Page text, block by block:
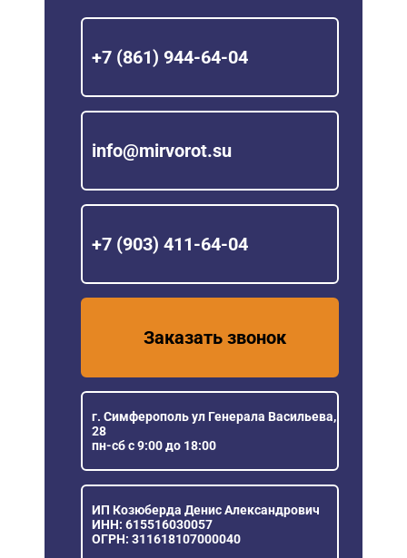
+7 (861) 944-64-04
info@mirvorot.su
+7 (903) 411-64-04
Заказать звонок
г. Симферополь ул Генерала Васильева,
28
пн-сб с 9:00 до 18:00
ИП Козюберда Денис Александрович
ИНН: 615516030057
ОГРН: 311618107000040